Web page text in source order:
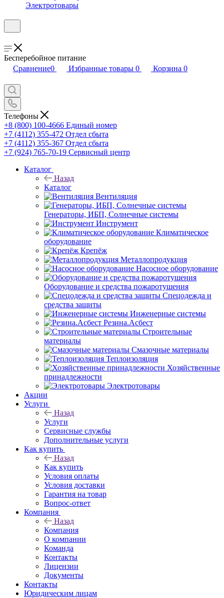
Электротовары
Бесперебойное питание
Сравнение0 Избранные товары 0 Корзина 0
Телефоны
+8 (800) 100-4666 Единый номер
+7 (4112) 355-472 Отдел сбыта
+7 (4112) 355-367 Отдел сбыта
+7 (924) 765-70-19 Сервисный центр
Каталог
Назад
Каталог
Вентиляция
Генераторы, ИБП, Солнечные системы
Инструмент
Климатическое
оборудование
Крепёж
Металлопродукция
Насосное оборудование
Оборудование и средства пожаротушения
Спецодежда и
средства защиты
Инженерные системы
Резина.Асбест
Строительные
материалы
Смазочные материалы
Теплоизоляция
Хозяйственные
принадлежности
Электротовары
Акции
Услуги
Назад
Услуги
Сервисные службы
Дополнительные услуги
Как купить
Назад
Как купить
Условия оплаты
Условия доставки
Гарантия на товар
Вопрос-ответ
Компания
Назад
Компания
О компании
Команда
Контакты
Лицензии
Документы
Контакты
Юридическим лицам